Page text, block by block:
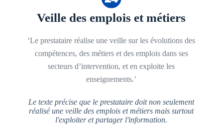
Veille des emplois et métiers
‘Le prestataire réalise une veille sur les évolutions des
compétences, des métiers et des emplois dans ses
secteurs d’intervention, et en exploite les
enseignements.’
Le texte précise que le prestataire doit non seulement
réalisé une veille des emplois et métiers mais surtout
l'exploiter et partager l'information.